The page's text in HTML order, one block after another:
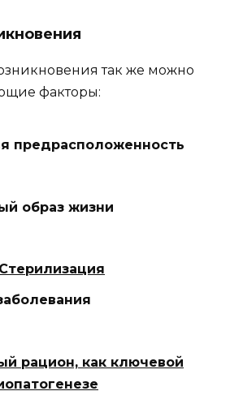
так же можно
факторы:
предрасположенность
образ жизни
рацион, как ключевой